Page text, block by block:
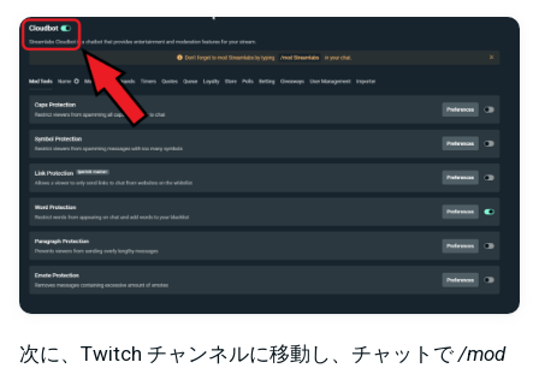
次に、Twitch チャンネルに移動し、チャットで/mod